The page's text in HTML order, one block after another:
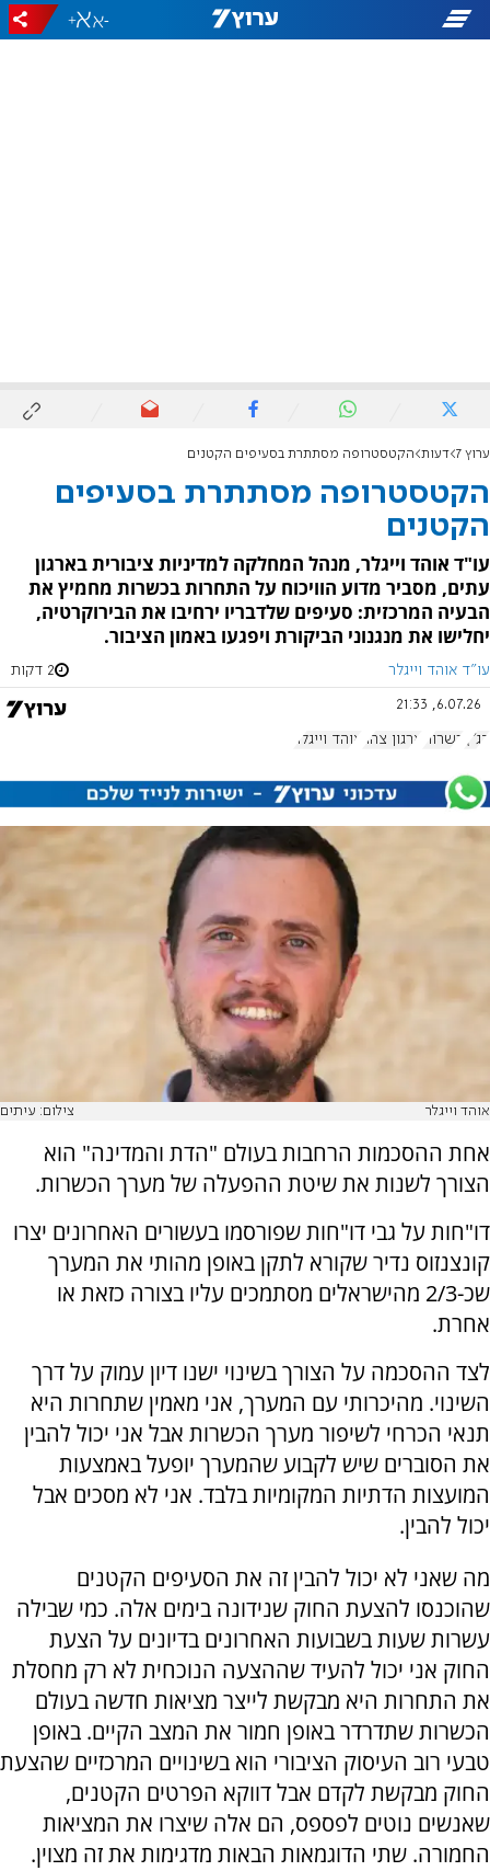
-
+
ערוץ 7 דעות הקטסטרופה מסתתרת בסעיפים הקטנים
הקטסטרופה מסתתרת בסעיפים
הקטנים
עו"ד אוהד וייגלר, מנהל המחלקה למדיניות ציבורית בארגון
עתים, מסביר מדוע הוויכוח על התחרות בכשרות מחמיץ את
הבעיה המרכזית: סעיפים שלדבריו ירחיבו את הבירוקרטיה,
יחלישו את מנגנוני הביקורת ויפגעו באמון הציבור.
עו"ד אוהד וייגלר 2 דקות
6.07.26, 21:33
בג"ץ כשרות ארגון צהר אוהד וייגלר
אוהד וייגלר צילום: עיתים
אחת ההסכמות הרחבות בעולם "הדת והמדינה" הוא
הצורך לשנות את שיטת ההפעלה של מערך הכשרות.
דו"חות על גבי דו"חות שפורסמו בעשורים האחרונים יצרו
קונצנזוס נדיר שקורא לתקן באופן מהותי את המערך
שכ-2/3 מהישראלים מסתמכים עליו בצורה כזאת או
אחרת.
לצד ההסכמה על הצורך בשינוי ישנו דיון עמוק על דרך
השינוי. מהיכרותי עם המערך, אני מאמין שתחרות היא
תנאי הכרחי לשיפור מערך הכשרות אבל אני יכול להבין
את הסוברים שיש לקבוע שהמערך יופעל באמצעות
המועצות הדתיות המקומיות בלבד. אני לא מסכים אבל
יכול להבין.
מה שאני לא יכול להבין זה את הסעיפים הקטנים
שהוכנסו להצעת החוק שנידונה בימים אלה. כמי שבילה
עשרות שעות בשבועות האחרונים בדיונים על הצעת
החוק אני יכול להעיד שההצעה הנוכחית לא רק מחסלת
את התחרות היא מבקשת לייצר מציאות חדשה בעולם
הכשרות שתדרדר באופן חמור את המצב הקיים. באופן
טבעי רוב העיסוק הציבורי הוא בשינויים המרכזיים שהצעת
החוק מבקשת לקדם אבל דווקא הפרטים הקטנים,
שאנשים נוטים לפספס, הם אלה שיצרו את המציאות
החמורה. שתי הדוגמאות הבאות מדגימות את זה מצוין.